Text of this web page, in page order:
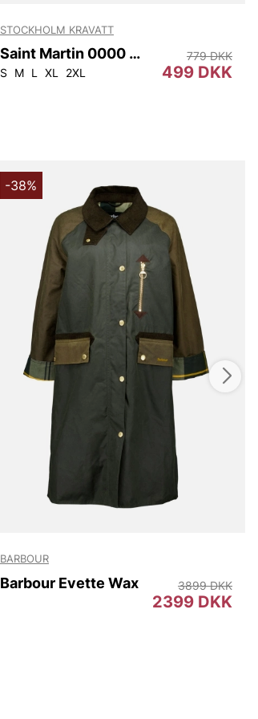
STOCKHOLM KRAVATT
Saint Martin 0000 Skjorta
S M L XL 2XL 499 DKK
779 DKK
-38%
BARBOUR
Barbour Evette Wax
2399 DKK
3899 DKK